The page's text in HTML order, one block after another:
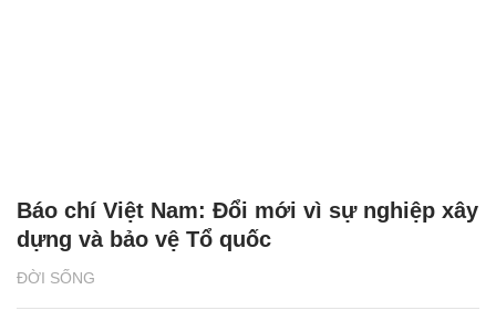
ĐỜI SỐNG
Báo chí Việt Nam: Đổi mới vì sự nghiệp xây
dựng và bảo vệ Tổ quốc